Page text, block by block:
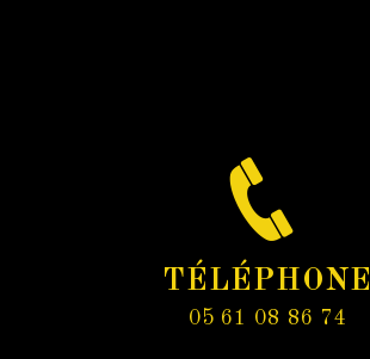
TÉLÉPHONE
05 61 08 86 74